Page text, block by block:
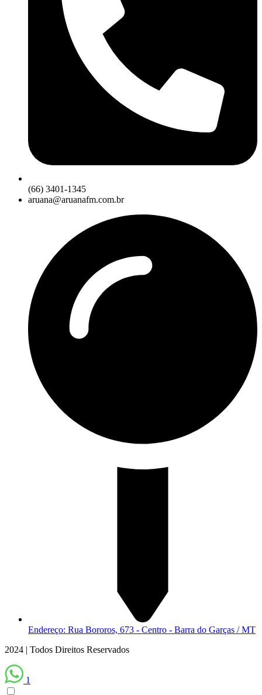
(66) 3401-1345
aruana@aruanafm.com.br
Endereço: Rua Bororos, 673 - Centro - Barra do Garças / MT
2024 | Todos Direitos Reservados
1